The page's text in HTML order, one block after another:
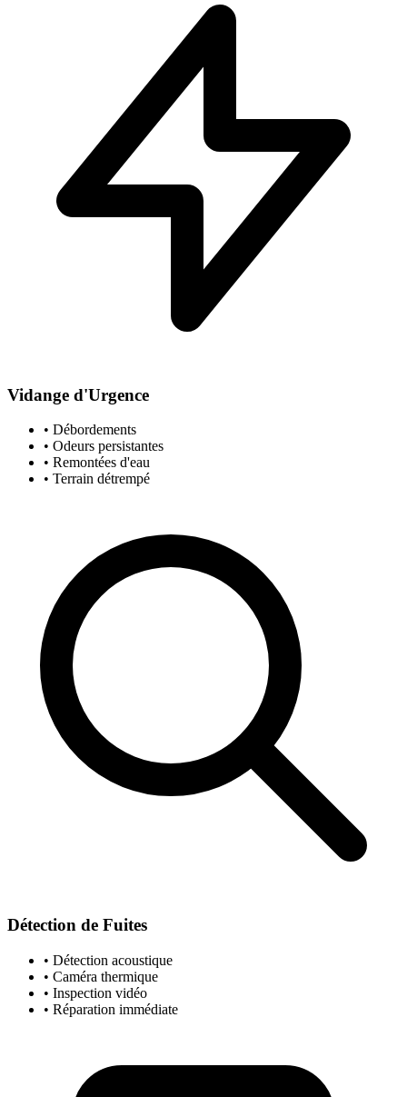
Vidange d'Urgence
• Débordements
• Odeurs persistantes
• Remontées d'eau
• Terrain détrempé
Détection de Fuites
• Détection acoustique
• Caméra thermique
• Inspection vidéo
• Réparation immédiate